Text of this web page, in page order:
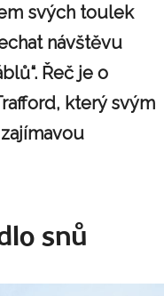
svých toulek
návštěvu
Řeč je o
který svým
snů